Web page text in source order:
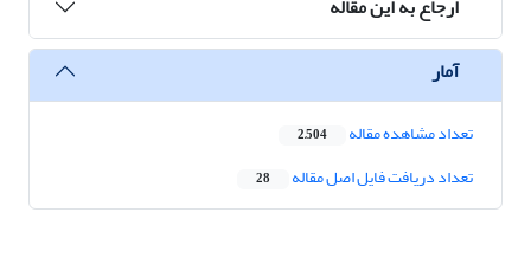
آمار
تعداد مشاهده مقاله 2,504
تعداد دریافت فایل اصل مقاله 28